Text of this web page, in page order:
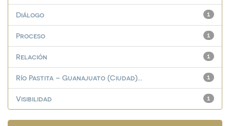
1
Diálogo
1
Proceso
1
Relación
1
Río Pastita – Guanajuato (Ciudad)...
1
Visibilidad